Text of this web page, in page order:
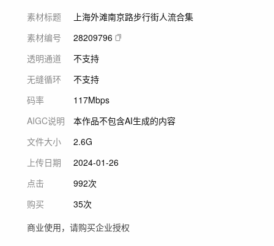
素材标题
上海外滩南京路步行街人流合集
素材编号
28209796
透明通道
不支持
无缝循环
不支持
码率
117Mbps
AIGC说明
本作品不包含AI生成的内容
文件大小
2.6G
上传日期
2024-01-26
点击
992次
购买
35次
商业使用，请购买企业授权